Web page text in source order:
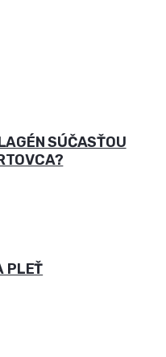
SÚČASŤOU
PLEŤ